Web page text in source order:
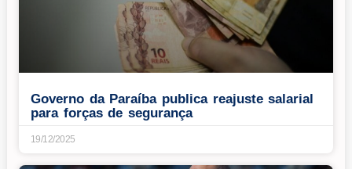
Governo da Paraíba publica reajuste salarial
para forças de segurança
19/12/2025